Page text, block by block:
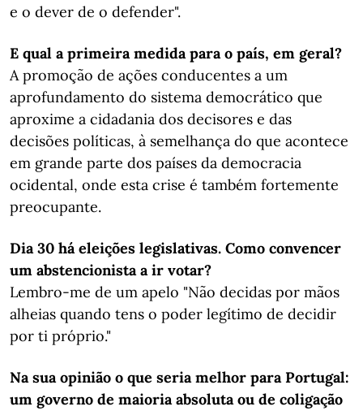
e o dever de o defender".
E qual a primeira medida para o país, em geral?
A promoção de ações conducentes a um
aprofundamento do sistema democrático que
aproxime a cidadania dos decisores e das
decisões políticas, à semelhança do que acontece
em grande parte dos países da democracia
ocidental, onde esta crise é também fortemente
preocupante.
Dia 30 há eleições legislativas. Como convencer
um abstencionista a ir votar?
Lembro-me de um apelo "Não decidas por mãos
alheias quando tens o poder legítimo de decidir
por ti próprio."
Na sua opinião o que seria melhor para Portugal:
um governo de maioria absoluta ou de coligação